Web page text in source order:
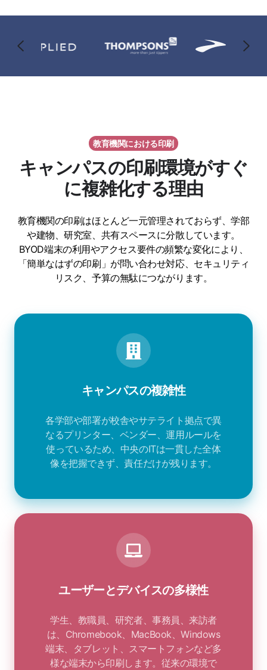
教育機関における印刷
キャンパスの印刷環境がすぐ
に複雑化する理由
教育機関の印刷はほとんど一元管理されておらず、学部
や建物、研究室、共有スペースに分散しています。
BYOD端末の利用やアクセス要件の頻繁な変化により、
「簡単なはずの印刷」が問い合わせ対応、セキュリティ
リスク、予算の無駄につながります。
キャンパスの複雑性
各学部や部署が校舎やサテライト拠点で異
なるプリンター、ベンダー、運用ルールを
使っているため、中央のITは一貫した全体
像を把握できず、責任だけが残ります。
ユーザーとデバイスの多様性
学生、教職員、研究者、事務員、来訪者
は、Chromebook、MacBook、Windows
端末、タブレット、スマートフォンなど多
様な端末から印刷します。従来の環境で